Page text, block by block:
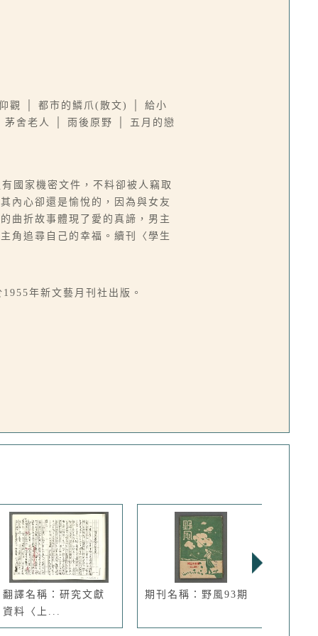
觀 │ 都市的鱗爪(散文) │ 給小
舍老人 │ 雨後原野 │ 五月的戀
國家機密文件，不料卻被人竊取
內心卻還是愉悅的，因為與女友
曲折故事體現了愛的真諦，男主
角追尋自己的幸福。續刊〈學生
年新文藝月刊社出版。
翻譯名稱：研究文獻
資料〈上...
期刊名稱：野風93期